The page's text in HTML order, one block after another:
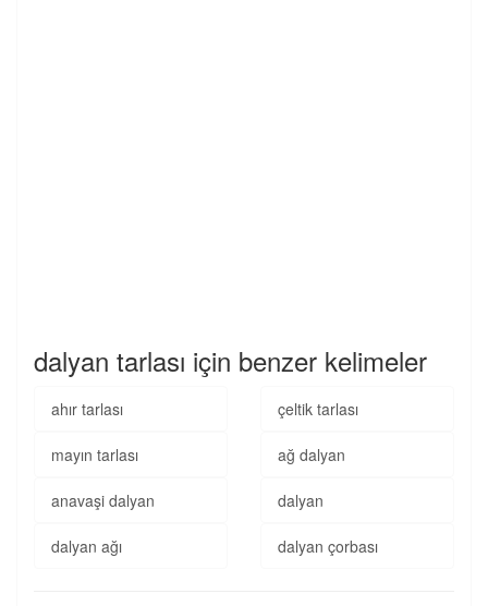
dalyan tarlası için benzer kelimeler
ahır tarlası çeltik tarlası
mayın tarlası ağ dalyan
anavaşi dalyan dalyan
dalyan ağı dalyan çorbası